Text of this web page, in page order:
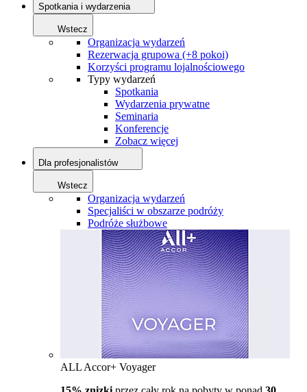
Spotkania i wydarzenia
Wstecz
Organizacja wydarzeń
Rezerwacja grupowa (+8 pokoi)
Korzyści programu lojalnościowego
Typy wydarzeń
Spotkania
Wydarzenia prywatne
Seminaria
Konferencje
Zobacz więcej
Dla profesjonalistów
Wstecz
Organizacja wydarzeń
Specjaliści w obszarze podróży
Podróże służbowe
ALL Accor+ Voyager